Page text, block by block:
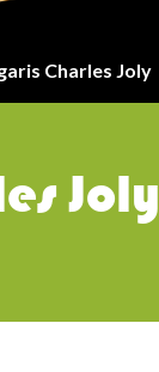
Charles Joly
Joly